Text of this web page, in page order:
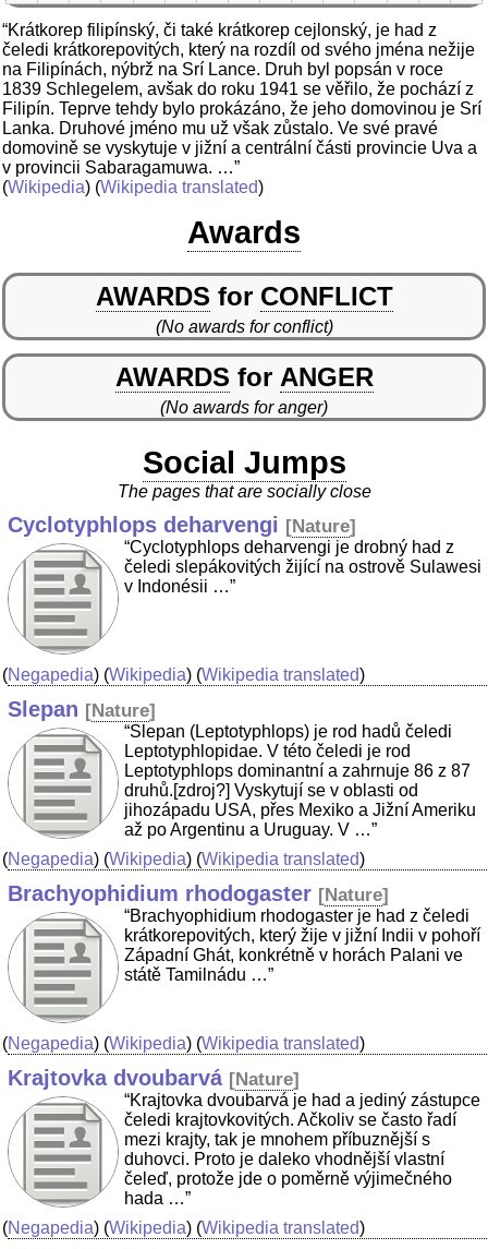
“Krátkorep filipínský, či také krátkorep cejlonský, je had z
čeledi krátkorepovitých, který na rozdíl od svého jména nežije
na Filipínách, nýbrž na Srí Lance. Druh byl popsán v roce
1839 Schlegelem, avšak do roku 1941 se věřilo, že pochází z
Filipín. Teprve tehdy bylo prokázáno, že jeho domovinou je Srí
Lanka. Druhové jméno mu už však zůstalo. Ve své pravé
domovině se vyskytuje v jižní a centrální části provincie Uva a
v provincii Sabaragamuwa. …”
(Wikipedia) (Wikipedia translated)
Awards
AWARDS for CONFLICT
(No awards for conflict)
AWARDS for ANGER
(No awards for anger)
Social Jumps
The pages that are socially close
Cyclotyphlops deharvengi [Nature]
“Cyclotyphlops deharvengi je drobný had z
čeledi slepákovitých žijící na ostrově Sulawesi
v Indonésii …”
(Negapedia) (Wikipedia) (Wikipedia translated)
Slepan [Nature]
“Slepan (Leptotyphlops) je rod hadů čeledi
Leptotyphlopidae. V této čeledi je rod
Leptotyphlops dominantní a zahrnuje 86 z 87
druhů.[zdroj?] Vyskytují se v oblasti od
jihozápadu USA, přes Mexiko a Jižní Ameriku
až po Argentinu a Uruguay. V …”
(Negapedia) (Wikipedia) (Wikipedia translated)
Brachyophidium rhodogaster [Nature]
“Brachyophidium rhodogaster je had z čeledi
krátkorepovitých, který žije v jižní Indii v pohoří
Západní Ghát, konkrétně v horách Palani ve
státě Tamilnádu …”
(Negapedia) (Wikipedia) (Wikipedia translated)
Krajtovka dvoubarvá [Nature]
“Krajtovka dvoubarvá je had a jediný zástupce
čeledi krajtovkovitých. Ačkoliv se často řadí
mezi krajty, tak je mnohem příbuznější s
duhovci. Proto je daleko vhodnější vlastní
čeleď, protože jde o poměrně výjimečného
hada …”
(Negapedia) (Wikipedia) (Wikipedia translated)